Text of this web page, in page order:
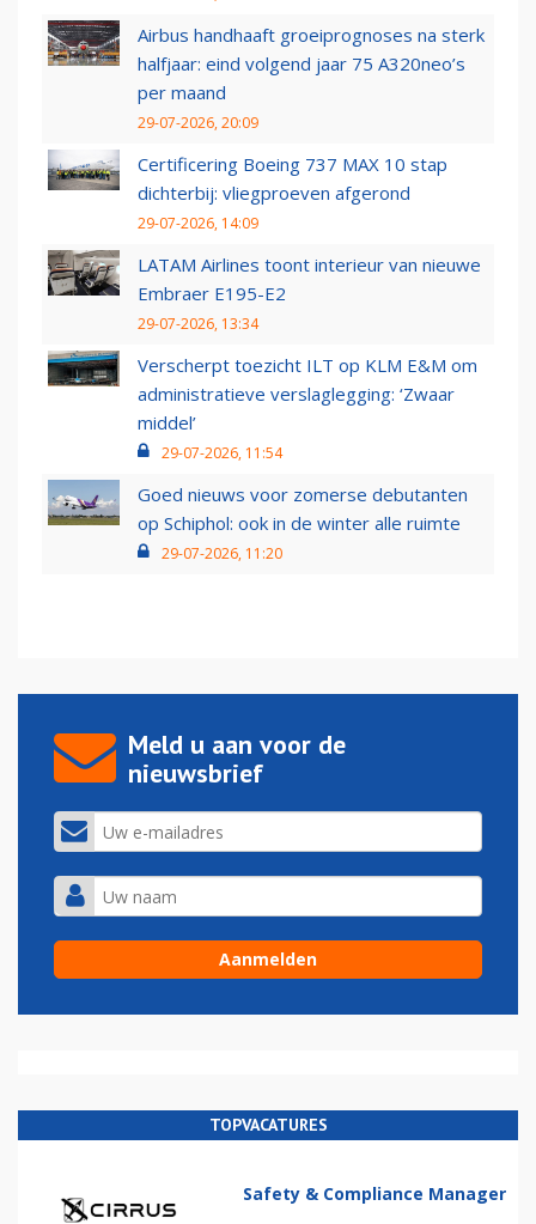
Airbus handhaaft groeiprognoses na sterk
halfjaar: eind volgend jaar 75 A320neo’s
per maand
29-07-2026, 20:09
Certificering Boeing 737 MAX 10 stap
dichterbij: vliegproeven afgerond
29-07-2026, 14:09
LATAM Airlines toont interieur van nieuwe
Embraer E195-E2
29-07-2026, 13:34
Verscherpt toezicht ILT op KLM E&M om
administratieve verslaglegging: ‘Zwaar
middel’
29-07-2026, 11:54
Goed nieuws voor zomerse debutanten
op Schiphol: ook in de winter alle ruimte
29-07-2026, 11:20
Meld u aan voor de
nieuwsbrief
TOPVACATURES
Safety & Compliance Manager